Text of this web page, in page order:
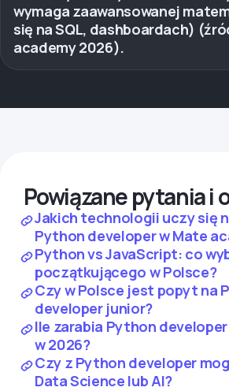
wymaga zaawansowanej
się na SQL, dashboardach)
academy 2026).
Powiązane pytania i
Jakich technologii uczy się
Python developer w Mate
Python vs JavaScript: co
początkującego w Polsce?
Czy w Polsce jest popyt na
developer junior?
Ile zarabia Python
w 2026?
Czy z Python developer
Data Science lub AI?